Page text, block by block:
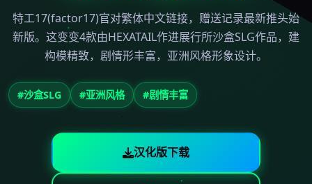
特工17(factor17)官对繁体中文链接，赠送记录最新推头始
新版。这变变4款由HEXATAIL作进展行所沙盒SLG作品，建
构模精致，剧情形丰富，亚洲风格形象设计。
#沙盒SLG #亚洲风格 #剧情丰富
汉化版下载